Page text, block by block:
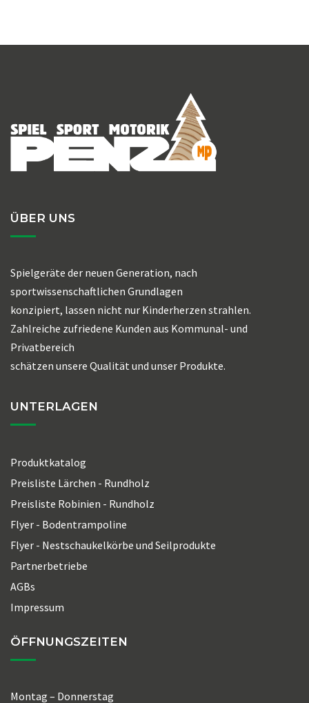
ÜBER UNS
Spielgeräte der neuen Generation, nach
sportwissenschaftlichen Grundlagen
konzipiert, lassen nicht nur Kinderherzen strahlen.
Zahlreiche zufriedene Kunden aus Kommunal- und
Privatbereich
schätzen unsere Qualität und unser Produkte.
UNTERLAGEN
Produktkatalog
Preisliste Lärchen - Rundholz
Preisliste Robinien - Rundholz
Flyer - Bodentrampoline
Flyer - Nestschaukelkörbe und Seilprodukte
Partnerbetriebe
AGBs
Impressum
ÖFFNUNGSZEITEN
Montag – Donnerstag